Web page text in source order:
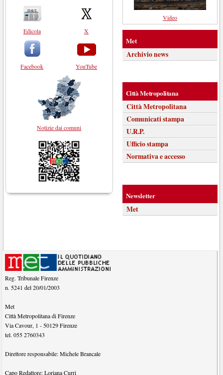
Edicola
Facebook
X
YouTube
Notizie dai comuni
Video
Met
Archivio news
Città Metropolitana
Città Metropolitana
Comunicati stampa
U.R.P.
Ufficio stampa
Normativa e accesso
Newsletter
Met
Reg. Tribunale Firenze
n. 5241 del 20/01/2003
Met
Città Metropolitana di Firenze
Via Cavour, 1 - 50129 Firenze
tel.055 2760343
Direttore responsabile:Michele Brancale
Capo Redattore:Loriana Curri